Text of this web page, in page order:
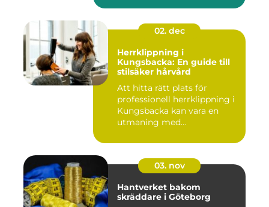
02. dec
Herrklippning i
Kungsbacka: En guide till
stilsäker hårvård
Att hitta rätt plats för
professionell herrklippning i
Kungsbacka kan vara en
utmaning med...
03. nov
Hantverket bakom
skräddare i Göteborg